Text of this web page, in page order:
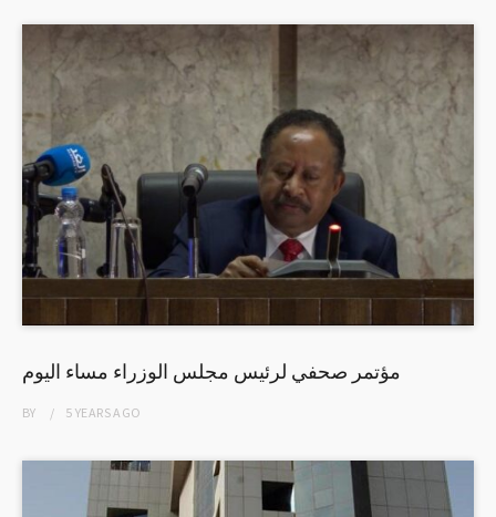
مؤتمر صحفي لرئيس مجلس الوزراء مساء اليوم
BY 5 YEARSAGO